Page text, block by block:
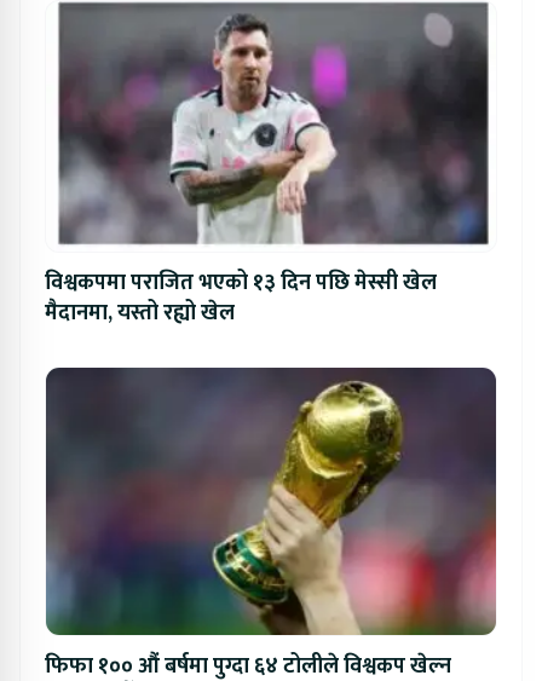
विश्वकपमा पराजित भएको १३ दिन पछि मेस्सी खेल
मैदानमा, यस्तो रह्यो खेल
फिफा १०० औं बर्षमा पुग्दा ६४ टोलीले विश्वकप खेल्न